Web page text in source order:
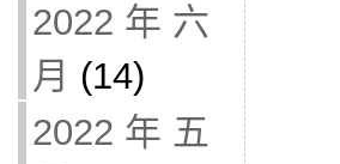
2022 年 六
月 (14)
2022 年 五